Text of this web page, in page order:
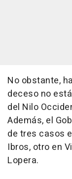
No obstante,
deceso no
del Nilo
Además, el
de tres casos
Ibros, otro en
Lopera.